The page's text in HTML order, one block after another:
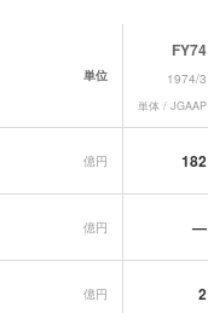
単位
FY74
1974/3
単体 / JGAAP
億円 182
億円 —
億円 2